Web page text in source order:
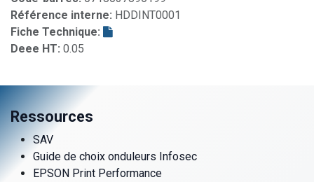
Référence interne: HDDINT0001
Fiche Technique:
Deee HT: 0.05
Ressources
SAV
Guide de choix onduleurs Infosec
EPSON Print Performance